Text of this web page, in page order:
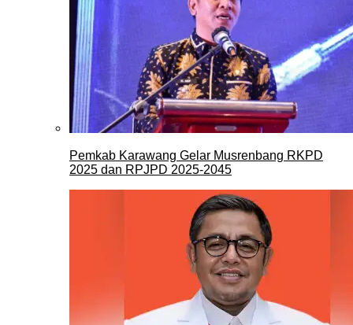
Pemkab Karawang Gelar Musrenbang RKPD
2025 dan RPJPD 2025-2045